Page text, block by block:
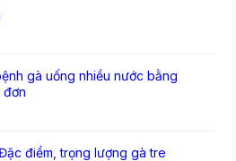
gà uống nhiều nước bằng
đơn
điểm, trọng lượng gà tre